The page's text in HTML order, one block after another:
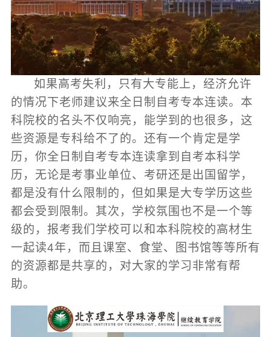
如果高考失利，只有大专能上，经济允许
的情况下老师建议来全日制自考专本连读。本
科院校的名头不仅响亮，能学到的也很多，这
些资源是专科给不了的。还有一个肯定是学
历，你全日制自考专本连读拿到自考本科学
历，无论是考事业单位、考研还是出国留学，
都是没有什么限制的，但如果是大专学历这些
都会受到限制。其次，学校氛围也不是一个等
级的，报考我们学校可以和本科院校的高材生
一起读4年，而且课室、食堂、图书馆等等所有
的资源都是共享的，对大家的学习非常有帮
助。